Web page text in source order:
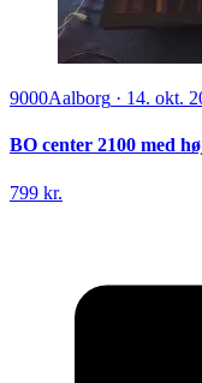
9000Aalborg · 14. okt.
BO center 2100 med
799 kr.